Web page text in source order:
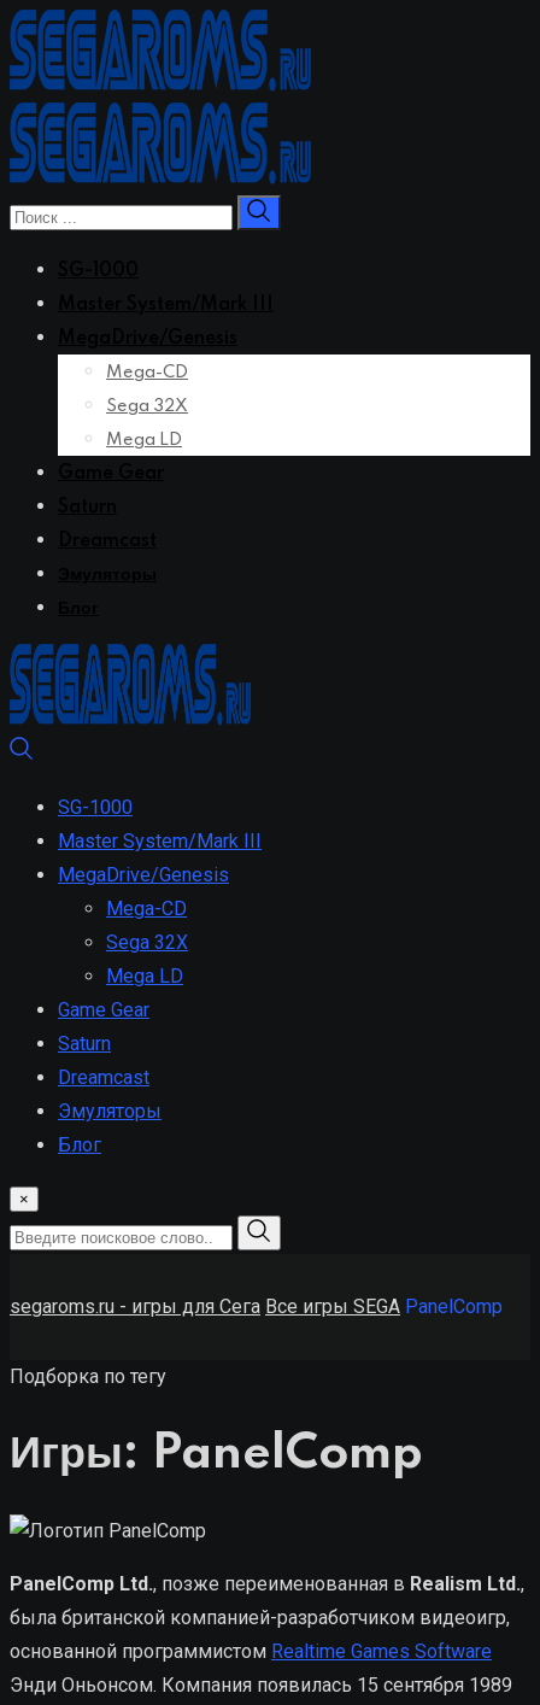
Перейти
к
контенту
Mega-CD
Sega 32X
Mega LD
SG-1000
Master System/Mark III
MegaDrive/Genesis
Mega-CD
Sega 32X
Mega LD
Game Gear
Saturn
Dreamcast
Эмуляторы
Блог
×
segaroms.ru - игры для Сега Все игры SEGA PanelComp
Подборка по тегу
Игры: PanelComp
PanelComp Ltd., позже переименованная в Realism Ltd.,
была британской компанией-разработчиком видеоигр,
основанной программистом Realtime Games Software
Энди Оньонсом. Компания появилась 15 сентября 1989